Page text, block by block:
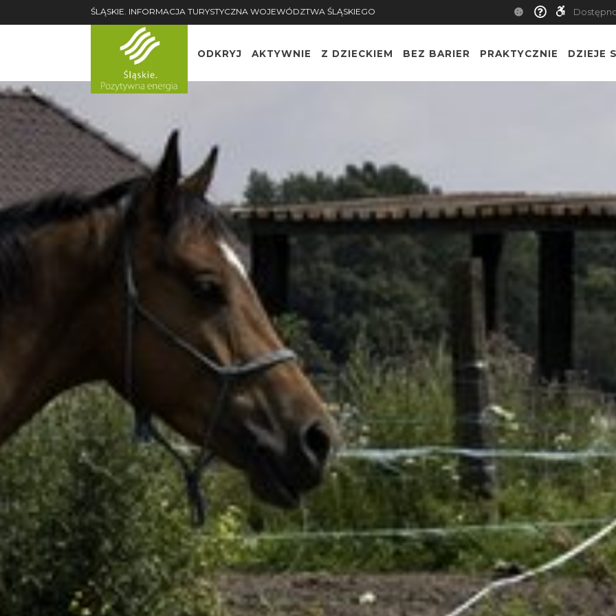
ŚLĄSKIE. INFORMACJA TURYSTYCZNA WOJEWÓDZTWA ŚLĄSKIEGO
ODKRYJ AKTYWNIE Z DZIECKIEM BEZ BARIER PRAKTYCZNIE DZIEJE